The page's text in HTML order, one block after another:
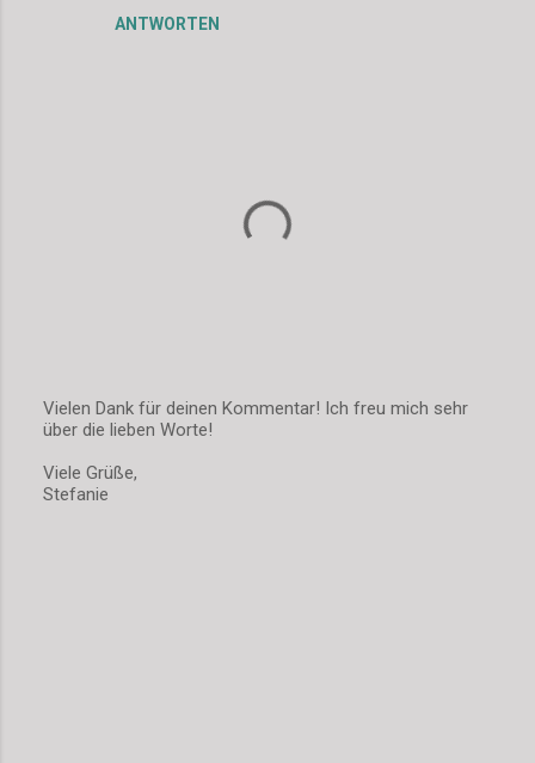
ANTWORTEN
K
m
m
Vielen Dank für deinen Kommentar! Ich freu mich sehr
über die lieben Worte!
Viele Grüße,
Stefanie